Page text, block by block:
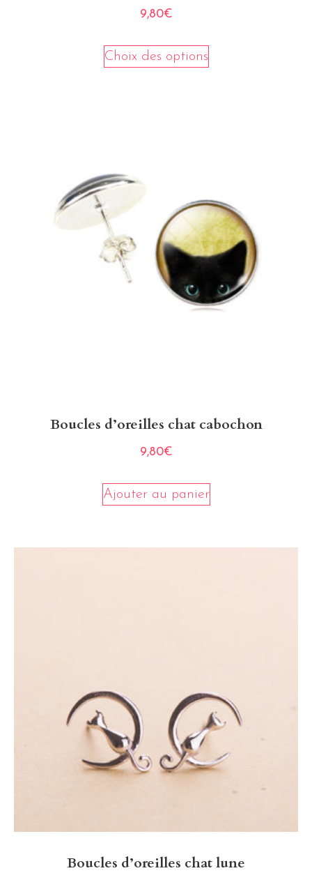
9,80€
Choix des options
Boucles d’oreilles chat cabochon
9,80€
Ajouter au panier
Boucles d’oreilles chat lune